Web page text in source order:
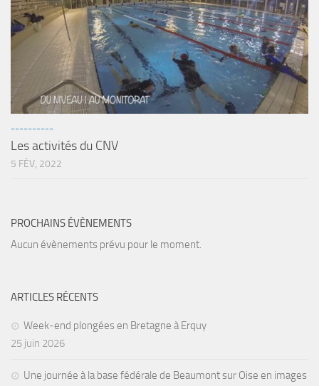
----------
Les activités du CNV
5 FÉV, 2022
PROCHAINS ÉVÈNEMENTS
Aucun évènements prévu pour le moment.
ARTICLES RÉCENTS
Week-end plongées en Bretagne à Erquy
25 juin 2026
Une journée à la base fédérale de Beaumont sur Oise en images